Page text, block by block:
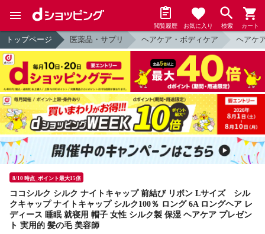
閲覧履歴 お気に入り 検索 カート
トップページ 医薬品・サプリ ヘアケア・ボディケア ヘアケ
8/10 時点_ポイント最大15倍
ココシルク シルク ナイトキャップ 前結び リボン Lサイズ シル
クキャップ ナイトキャップ シルク100％ ロング 6A ロングヘア レ
ディース 睡眠 就寝用 帽子 女性 シルク製 保湿 ヘアケア プレゼン
ト 実用的 髪の毛 美容師